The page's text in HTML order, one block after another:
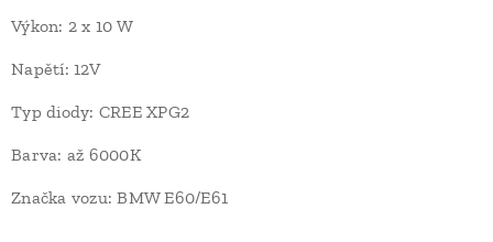
Výkon: 2 x 10 W
Napětí: 12V
Typ diody: CREE XPG2
Barva: až 6000K
Značka vozu: BMW E60/E61